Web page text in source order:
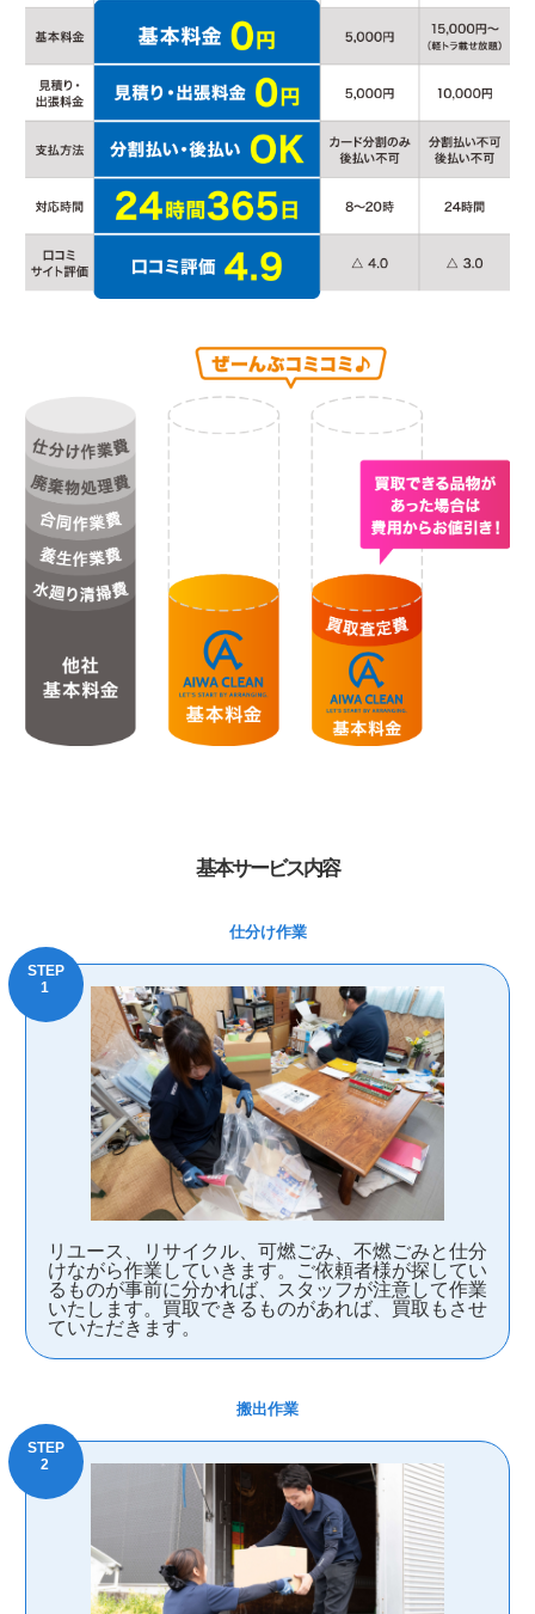
基本サービス内容
仕分け作業
リユース、リサイクル、可燃ごみ、不燃ごみと仕分
けながら作業していきます。ご依頼者様が探してい
るものが事前に分かれば、スタッフが注意して作業
いたします。買取できるものがあれば、買取もさせ
ていただきます。
搬出作業